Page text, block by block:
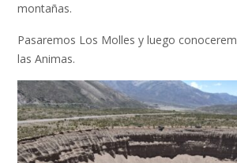
montañas.
Pasaremos Los Molles y luego
las Animas.